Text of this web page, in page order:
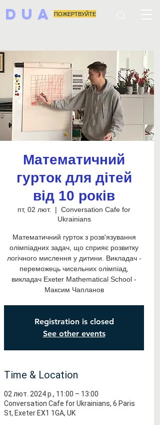
DUAПОЖЕРТВУЙТЕ
Математичний
гурток для дітей
від 10 років
пт, 02 лют.
  |
Conversation Cafe for
Ukrainians
Математичний гурток з розв'язування
олімпіадних задач, що сприяє розвитку
логічного мислення у дитини. Викладач -
переможець чисельних олімпіад,
викладач Exeter Mathematical School -
Максим Чапланов
Registration is closed
See other events
Time & Location
02 лют. 2024 р., 11:00 – 13:00
Conversation Cafe for Ukrainians, 6 Paris
St, Exeter EX1 1GA, UK